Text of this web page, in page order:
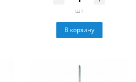
шт
В корзину